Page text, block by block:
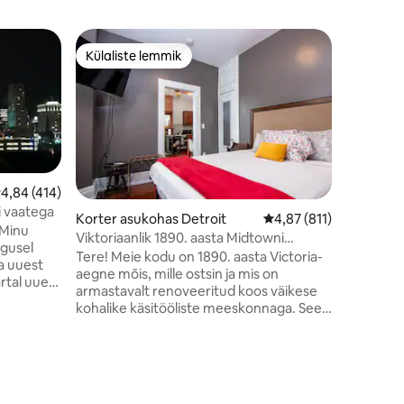
hinnang 4,84/5, 414 hinnangut
4,84 (414)
vaatega
uuest
uuest
Külaliste lemmik
Külaliste lemmik
Korter asukohas Detroit Keskmine hinnang
4,87 (811)
Viktoriaanlik 1890. aasta Midtowni
majutuskoht
Tere! Meie kodu on 1890. aasta Victoria-
aegne mõis, mille ostsin ja mis on
armastavalt renoveeritud koos väikese
kohalike käsitööliste meeskonnaga. See